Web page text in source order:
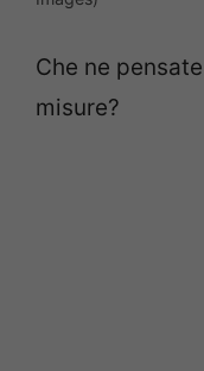
Che ne
misure?